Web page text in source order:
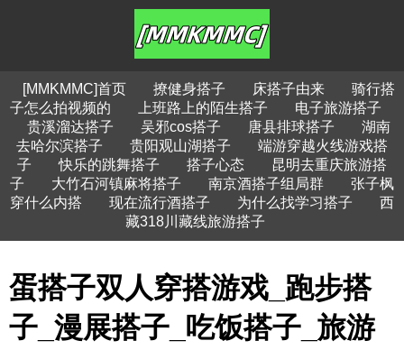
[MMKMMC]首页 撩健身搭子 床搭子由来
骑行搭
子怎么拍视频的
上班路上的陌生搭子
电子旅游搭子
贵溪溜达搭子
吴邪cos搭子 唐县排球搭子
湖南
去哈尔滨搭子
贵阳观山湖搭子
端游穿越火线游戏搭
子
快乐的跳舞搭子 搭子心态
昆明去重庆旅游搭
子
大竹石河镇麻将搭子 南京酒搭子组局群
张子枫
穿什么内搭
现在流行酒搭子 为什么找学习搭子
西
藏318川藏线旅游搭子
蛋搭子双人穿搭游戏_跑步搭
子_漫展搭子_吃饭搭子_旅游